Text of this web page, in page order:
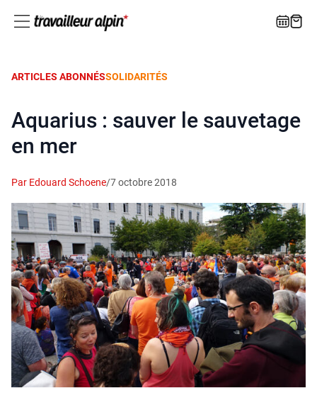
ARTICLES ABONNÉSSOLIDARITÉS
Aquarius : sauver le sauvetage
en mer
Par Edouard Schoene/7 octobre 2018